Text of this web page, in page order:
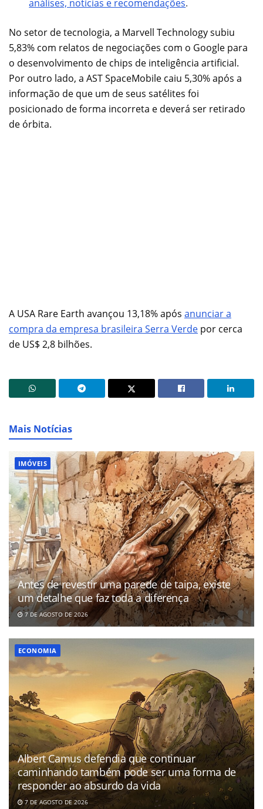
análises, notícias e recomendações.
No setor de tecnologia, a Marvell Technology subiu
5,83% com relatos de negociações com o Google para
o desenvolvimento de chips de inteligência artificial.
Por outro lado, a AST SpaceMobile caiu 5,30% após a
informação de que um de seus satélites foi
posicionado de forma incorreta e deverá ser retirado
de órbita.
A USA Rare Earth avançou 13,18% após anunciar a
compra da empresa brasileira Serra Verde por cerca
de US$ 2,8 bilhões.
Mais Notícias
IMÓVEIS
Antes de revestir uma parede de taipa, existe
um detalhe que faz toda a diferença
7 DE AGOSTO DE 2026
ECONOMIA
Albert Camus defendia que continuar
caminhando também pode ser uma forma de
responder ao absurdo da vida
7 DE AGOSTO DE 2026